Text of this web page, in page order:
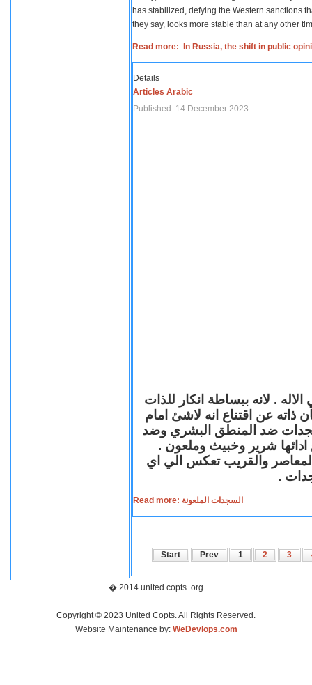
has stabilized, defying the Western sanctions
they say, looks more stable than at any other
Read more: In Russia, the shift in public
Details
Articles Arabic
Published: 14 December 2023
. لانه ببساطة انكار للذات
ذاته عن اقتناع انه لاشئ امام
ضد المنطق البشري وضد
ادائها شرير وخبيث وملعون .
المعاصر والقريب تعكس الي اي
.
Read more: السجدات الملعونة
Start Prev 1 2 3
� 2014 united copts .org
Copyright © 2023 United Copts. All Rights Reserved.
Website Maintenance by: WeDevlops.com